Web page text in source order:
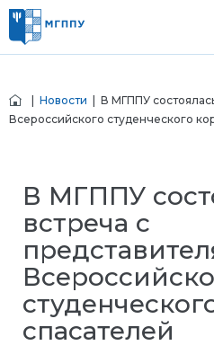
Новости | В МГППУ
Всероссийского студенческого
В МГППУ
встреча с
спасателей